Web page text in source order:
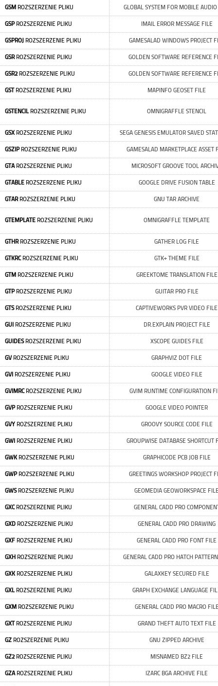
GSM ROZSZERZENIE PLIKU GLOBAL SYSTEM FOR MOBILE
GSPROZSZERZENIE PLIKU IMAIL ERROR MESSAGE FILE
GSPROJ ROZSZERZENIE PLIKU GAMESALAD WINDOWS PROJECT
GSRROZSZERZENIE PLIKU GOLDEN SOFTWARE REFERENCE
GSR2ROZSZERZENIE PLIKU GOLDEN SOFTWARE REFERENCE
GSTROZSZERZENIE PLIKU MAPINFO GEOSET FILE
GSTENCILROZSZERZENIE PLIKU OMNIGRAFFLE STENCIL
GSXROZSZERZENIE PLIKU SEGA GENESIS EMULATOR SAVED
GSZIPROZSZERZENIE PLIKU GAMESALAD MARKETPLACE ASSET
GTAROZSZERZENIE PLIKU MICROSOFT GROOVE TOOL
GTABLE ROZSZERZENIE PLIKU GOOGLE DRIVE FUSION TABLE
GTARROZSZERZENIE PLIKU GNU TAR ARCHIVE
GTEMPLATE ROZSZERZENIE PLIKU OMNIGRAFFLE TEMPLATE
GTHRROZSZERZENIE PLIKU GATHER LOG FILE
GTKRCROZSZERZENIE PLIKU GTK+ THEME FILE
GTM ROZSZERZENIE PLIKU GREEKTOME TRANSLATION FILE
GTPROZSZERZENIE PLIKU GUITAR PRO FILE
GTSROZSZERZENIE PLIKU CAPTIVEWORKS PVR VIDEO FILE
GUI ROZSZERZENIE PLIKU DR.EXPLAIN PROJECT FILE
GUIDESROZSZERZENIE PLIKU XSCOPE GUIDES FILE
GVROZSZERZENIE PLIKU GRAPHVIZ DOT FILE
GVI ROZSZERZENIE PLIKU GOOGLE VIDEO FILE
GVIMRCROZSZERZENIE PLIKU GVIM RUNTIME CONFIGURATION
GVPROZSZERZENIE PLIKU GOOGLE VIDEO POINTER
GVY ROZSZERZENIE PLIKU GROOVY SOURCE CODE FILE
GWI ROZSZERZENIE PLIKU GROUPWISE DATABASE SHORTCUT
GWKROZSZERZENIE PLIKU GRAPHICODE PCB JOB FILE
GWPROZSZERZENIE PLIKU GREETINGS WORKSHOP PROJECT
GWSROZSZERZENIE PLIKU GEOMEDIA GEOWORKSPACE
GXCROZSZERZENIE PLIKU GENERAL CADD PRO
GXD ROZSZERZENIE PLIKU GENERAL CADD PRO DRAWING
GXF ROZSZERZENIE PLIKU GENERAL CADD PRO FONT FILE
GXH ROZSZERZENIE PLIKU GENERAL CADD PRO HATCH
GXKROZSZERZENIE PLIKU GALAXKEY SECURED FILE
GXLROZSZERZENIE PLIKU GRAPH EXCHANGE LANGUAGE
GXM ROZSZERZENIE PLIKU GENERAL CADD PRO MACRO
GXTROZSZERZENIE PLIKU GRAND THEFT AUTO TEXT FILE
GZ ROZSZERZENIE PLIKU GNU ZIPPED ARCHIVE
GZ2ROZSZERZENIE PLIKU MISNAMED BZ2 FILE
GZAROZSZERZENIE PLIKU IZARC BGA ARCHIVE FILE